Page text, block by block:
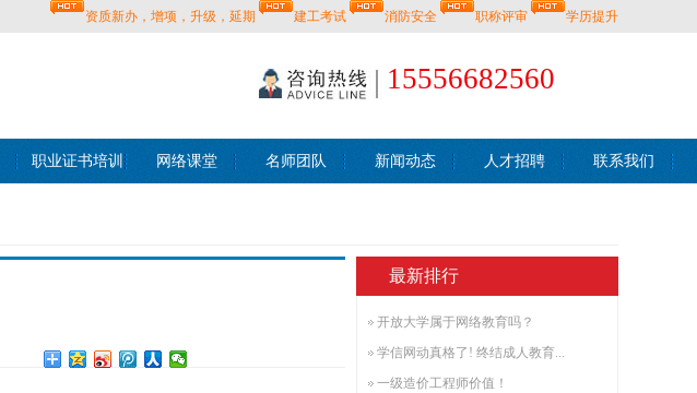
资质新办，增项，升级，延期 建工考试 消防安全 职称评审 学历提升
15556682560
职业证书培训 网络课堂 名师团队 新闻动态 人才招聘 联系我们
最新排行
开放大学属于网络教育吗？
学信网动真格了! 终结成人教育...
一级造价工程师价值！